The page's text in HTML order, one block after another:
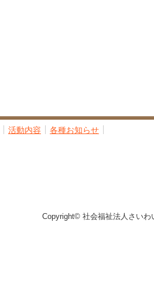
活動内容 各種お知らせ
Copyright© 社会福祉法人さい